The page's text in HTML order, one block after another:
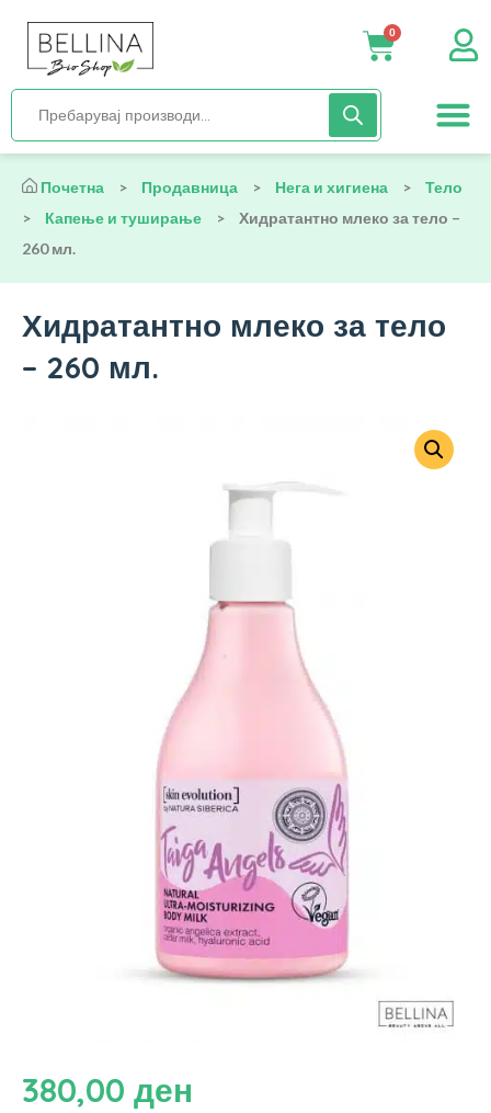
0
Почетна > Продавница > Нега и хигиена >
Тело
>
Капење и туширање >
Хидратантно млеко за тело –
260 мл.
Хидратантно млеко за тело
– 260 мл.
380,00 ден